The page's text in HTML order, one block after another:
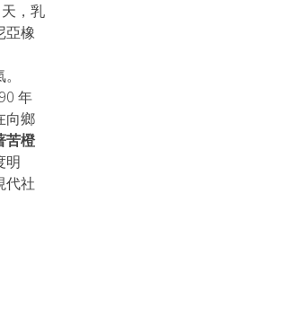
，乳
亞橡
年
向鄉
苦橙
明
代社